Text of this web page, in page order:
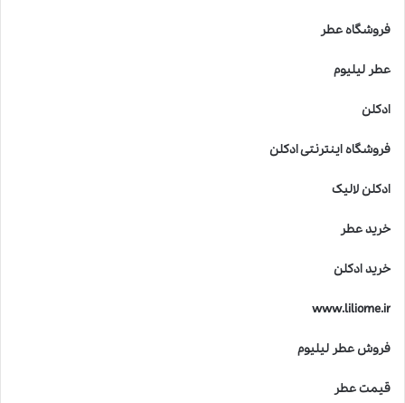
فروشگاه عطر
عطر لیلیوم
ادکلن
فروشگاه اینترنتی ادکلن
ادکلن لالیک
خرید عطر
خرید ادکلن
www.liliome.ir
فروش عطر لیلیوم
قیمت عطر